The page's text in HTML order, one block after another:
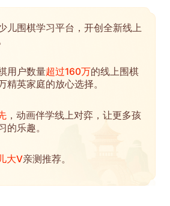
儿围棋学习平台，开创全新线上
用户数量超过160万的线上围棋
精英家庭的放心选择。
，动画伴学线上对弈，让更多孩
的乐趣。
大V亲测推荐。